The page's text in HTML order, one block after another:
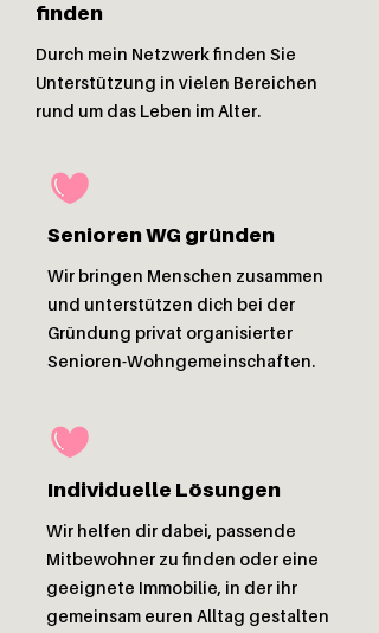
finden
Durch mein Netzwerk finden Sie
Unterstützung in vielen Bereichen
rund um das Leben im Alter.
Senioren WG gründen
Wir bringen Menschen zusammen
und unterstützen dich bei der
Gründung privat organisierter
Senioren-Wohngemeinschaften.
Individuelle Lösungen
Wir helfen dir dabei, passende
Mitbewohner zu finden oder eine
geeignete Immobilie, in der ihr
gemeinsam euren Alltag gestalten